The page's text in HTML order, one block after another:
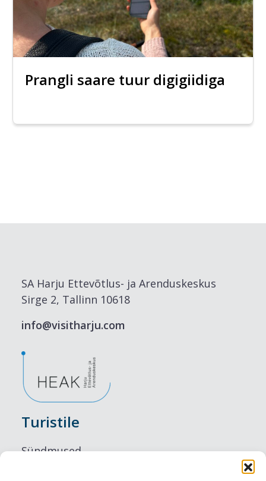
Prangli saare tuur digigiidiga
SA Harju Ettevõtlus- ja Arenduskeskus
Sirge 2, Tallinn 10618
info@visitharju.com
Turistile
Sündmused